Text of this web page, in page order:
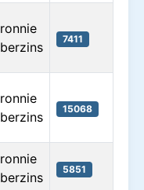
ronnie
berzins
7411
ronnie
berzins
15068
ronnie
berzins
5851